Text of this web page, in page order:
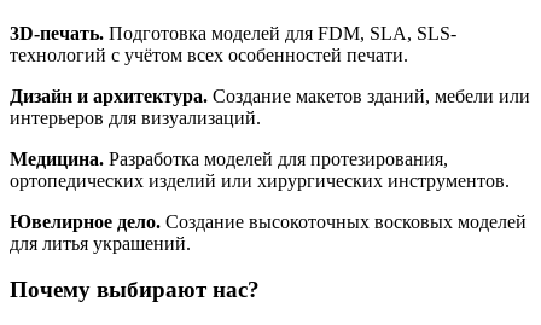
3D-печать. Подготовка моделей для FDM, SLA, SLS-
технологий с учётом всех особенностей печати.
Дизайн и архитектура. Создание макетов зданий, мебели или
интерьеров для визуализаций.
Медицина. Разработка моделей для протезирования,
ортопедических изделий или хирургических инструментов.
Ювелирное дело. Создание высокоточных восковых моделей
для литья украшений.
Почему выбирают нас?